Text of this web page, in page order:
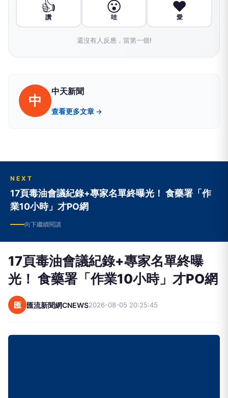
👍
讚
😮
哇
❤️
愛
還沒有人反應，當第一個!
中
中天新聞
查看更多文章 →
NEXT
17頁毒油會議紀錄+專家名單終曝光！ 食藥署「作
業10小時」才PO網
向下繼續閱讀
17頁毒油會議紀錄+專家名單終曝
光！ 食藥署「作業10小時」才PO網
匯 匯流新聞網CNEWS2026-08-05 20:25:45